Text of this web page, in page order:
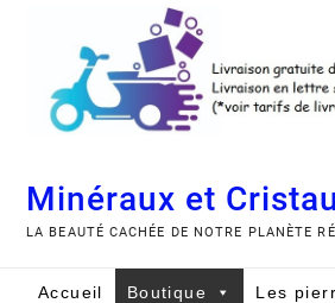
Minéraux et
LA BEAUTÉ CACHÉE DE NOTRE PLANÈTE
Accueil Boutique Les